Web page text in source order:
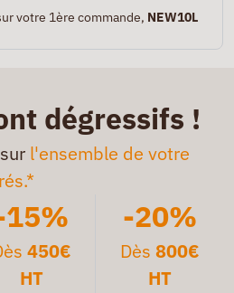
votre 1ère commande, NEW10L
dégressifs !
l'ensemble de votre
450€
HT
-20%
Dès 800€
HT